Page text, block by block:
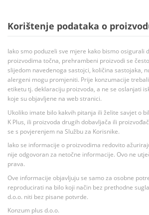
Korištenje podataka o
Iako smo poduzeli sve mjere kako bismo osigurali
proizvodima točna, prehrambeni proizvodi se
slijedom navedenoga sastojci, količina sastojaka,
alergeni mogu promjeniti. Prije konzumacije
etiketu tj. deklaraciju proizvoda, a ne se oslanjati
koje su objavljene na web stranici.
Ukoliko imate bilo kakvih pitanja ili želite savjet o
K Plus, ili proizvoda drugih dobavljača ili
se s povjerenjem na Službu za Korisnike.
Iako se informacije o proizvodima redovito
nije odgovoran za netočne informacije. Ovo ne
prava.
Ove informacije objavljuju se samo za osobne
reproducirati na bilo koji način bez prethodne
d.o.o. niti bez pisane potvrde.
Konzum plus d.o.o.